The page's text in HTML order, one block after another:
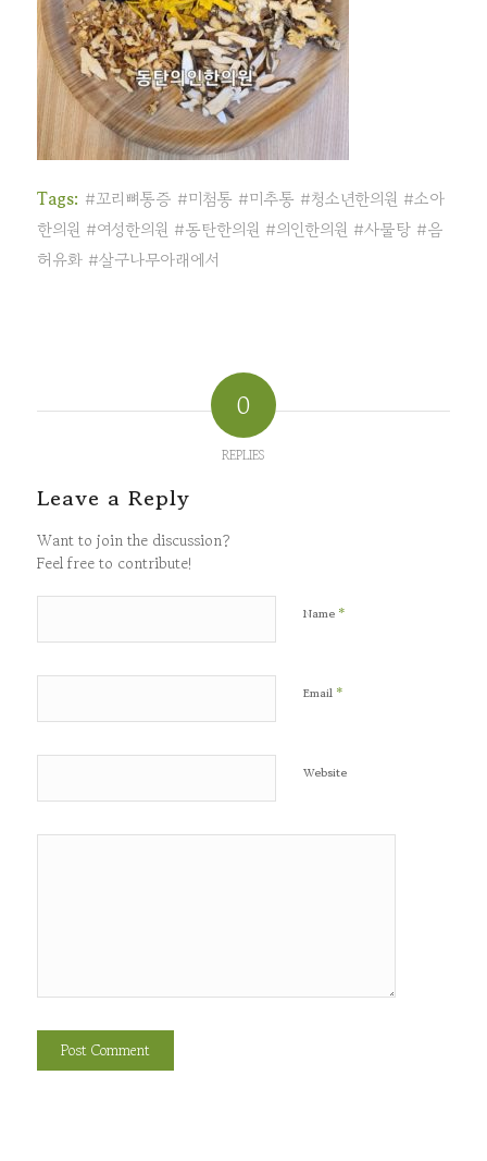
Tags: #꼬리뼈통증 #미첨통 #미추통 #청소년한의원 #소아
한의원 #여성한의원 #동탄한의원 #의인한의원 #사물탕 #음
허유화 #살구나무아래에서
0
REPLIES
Leave a Reply
Want to join the discussion?
Feel free to contribute!
Name *
Email *
Website